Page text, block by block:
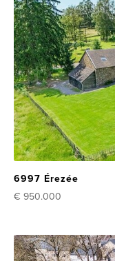
6997 Érezée
€ 950.000